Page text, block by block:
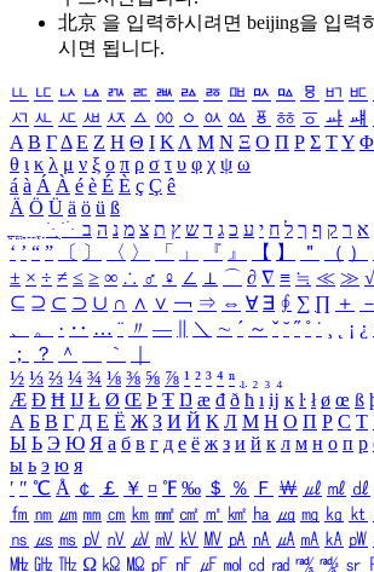
北京 을 입력하시려면 beijing을 입력
시면 됩니다.
ㅥ ㅦ ㅧ ㅨ ㅩ ㅪ ㅫ ㅬ ㅭ ㅮ ㅯ ㅰ ㅱ ㅲ ㅳ
ㅺ ㅻ ㅼ ㅽ ㅾ ㅿ ㆀ ㆁ ㆂ ㆃ ㆄ ㆅ ㆆ ㆇ ㆈ
Α Β ΓΔ Ε Ζ Η Θ Ι ΚΛ Μ Ν Ξ Ο Π Ρ Σ ΤΥ Φ
θ ι κ λ μ ν ξ ο π ρ σ τ υ φ χ ψ ω
á à Á À é è É È ç Ç ê
Ä Ö Ü ä ö ü ß
ִֶֹ ֻּ ׁׂ א ר ק ף ך ל ח י ע כ ג ד ש ץ ת צ מ נ ה ב
‘ ’ “ ” 〔 〕 〈 〉 「 」 『 』 【 】 ＂ （ ）
± × ÷ ≠ ≤ ≥ ∞ ∴ ♂ ♀ ∠ ⊥ ⌒ ∂ ∇ ≡ ≒ ≪ ≫ √
⊆ ⊇ ⊂ ⊃ ∪ ∩ ∧ ∨ ￢ ⇒ ⇔ ∀ ∃ ∮ ∑ ∏ ＋ －
、
。 · ‥ … ¨ 〃 ― ＼ ∼ ´ ～ ˇ ˘ ˝ ˚ ˙ ¸ ¡ ¿
；
？ ＾ ｀
½ ⅓ ⅔ ¼ ¾ ⅛ ⅜ ⅝ ⅞ ¹ ² ³ ⁴ ⁿ ₁ ₂ ₃ ₄
Æ Ð Ħ Ĳ Ł Ø Œ Þ Ŧ Ŋ æ đ ð ħ ı ĳ ĸ ŀ ł ø œ ß
А Б В Г Д Е Ё Ж З И Й К Л М Н О П Р С Т
Ы Ь Э Ю Я а б в г д е ё ж з и й к л м н о п р
ы ь э ю я
′ ″ ℃ Å ￠ ￡ ￥ ¤ ℉ ‰ ＄ ％ Ｆ ￦ ㎕ ㎖ ㎗
㎙ ㎚ ㎛ ㎜ ㎝ ㎞ ㎟ ㎠ ㎡ ㎢ ㏊ ㎍ ㎎ ㎏ ㏏
㎱ ㎲ ㎳ ㎴ ㎵ ㎶ ㎷ ㎸ ㎹ ㎀ ㎁ ㎂ ㎃ ㎄ ㎺
㎒ ㎓ ㎔ Ω ㏀ ㏁ ㎊ ㎋ ㎌ ㏖ ㏅ ㎭ ㎮ ㎯ ㏛